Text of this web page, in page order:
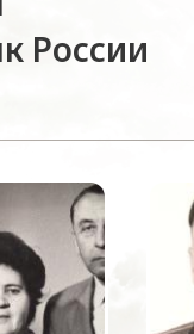
России